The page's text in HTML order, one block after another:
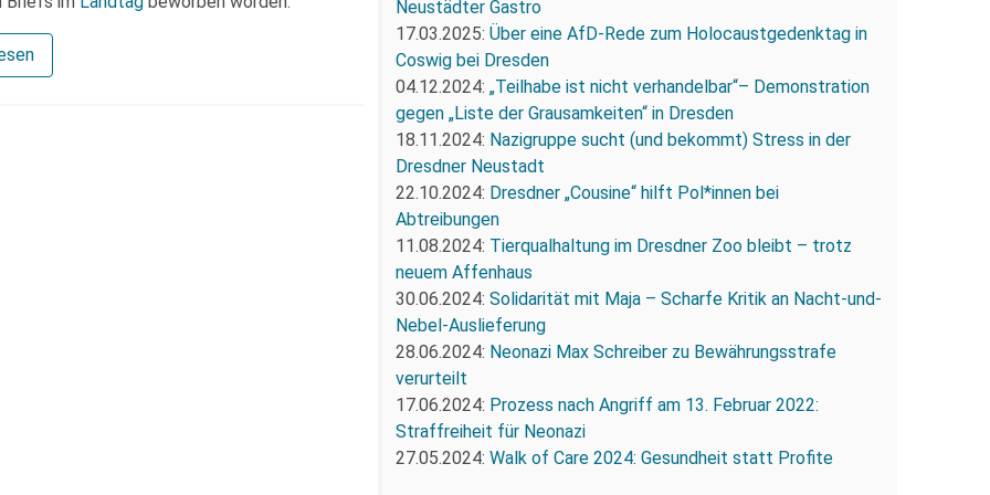
Neustädter Gastro
17.03.2025: Über eine AfD-Rede zum Holocaustgedenktag in
Coswig bei Dresden
04.12.2024: „Teilhabe ist nicht verhandelbar“– Demonstration
gegen „Liste der Grausamkeiten“ in Dresden
18.11.2024: Nazigruppe sucht (und bekommt) Stress in der
Dresdner Neustadt
22.10.2024: Dresdner „Cousine“ hilft Pol*innen bei
Abtreibungen
11.08.2024: Tierqualhaltung im Dresdner Zoo bleibt – trotz
neuem Affenhaus
30.06.2024: Solidarität mit Maja – Scharfe Kritik an Nacht-und-
Nebel-Auslieferung
28.06.2024: Neonazi Max Schreiber zu Bewährungsstrafe
verurteilt
17.06.2024: Prozess nach Angriff am 13. Februar 2022:
Straffreiheit für Neonazi
27.05.2024: Walk of Care 2024: Gesundheit statt Profite